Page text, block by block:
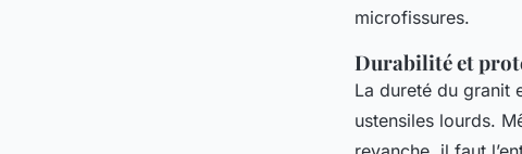
microfissures.
Durabilité et
La dureté du granit
ustensiles lourds.